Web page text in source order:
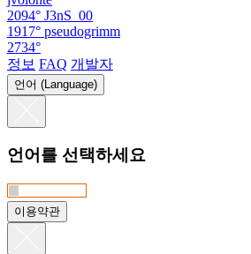
2094° J3nS_00
1917° pseudogrimm
2734°
정보 FAQ 개발자
언어 (Language)
언어를 선택하세요
이용약관